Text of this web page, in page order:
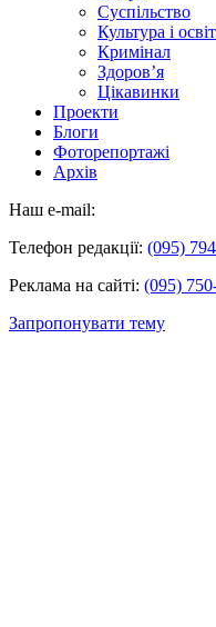
Суспільство
Культура і
Кримінал
Здоров’я
Цікавинки
Проекти
Блоги
Фоторепортажі
Архів
Наш e-mail:
Телефон редакції: (095)
Реклама на сайті: (095)
Запропонувати тему